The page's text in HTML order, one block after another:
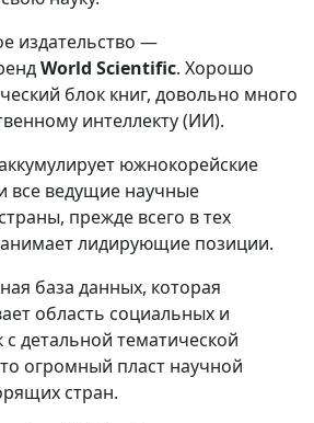
издательство —
World Scientific. Хорошо
блок книг, довольно много
интеллекту (ИИ).
южнокорейские
все ведущие научные
прежде всего в тех
лидирующие позиции.
база данных, которая
область социальных и
детальной тематической
огромный пласт научной
стран.